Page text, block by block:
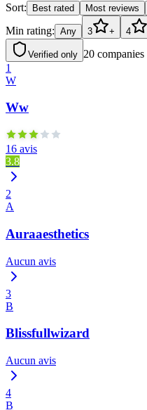
Sort: Best rated Most reviews
Min rating: Any 3 + 4
Verified only 20 companies
1
W
Ww
16 avis
3.8
2
A
Auraaesthetics
Aucun avis
3
B
Blissfullwizard
Aucun avis
4
B